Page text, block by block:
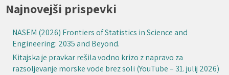
Najnovejši prispevki
NASEM (2026) Frontiers of Statistics in Science and
Engineering: 2035 and Beyond.
Kitajska je pravkar rešila vodno krizo z napravo za
razsoljevanje morske vode brez soli (YouTube – 31. julij 2026)